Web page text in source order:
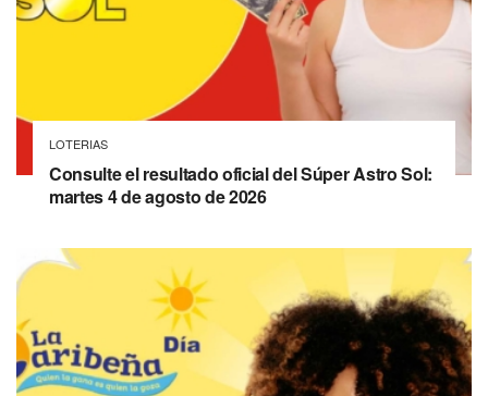
LOTERIAS
Consulte el resultado oficial del Súper Astro Sol:
martes 4 de agosto de 2026